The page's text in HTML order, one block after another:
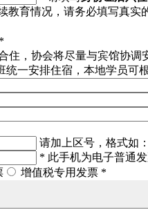
教育情况，请务必填写真实
*
住，协会将尽量与宾馆协调
统一安排住宿，本地学员可
请加上区号，格式如
* 此手机为电子普通
增值税专用发票 *